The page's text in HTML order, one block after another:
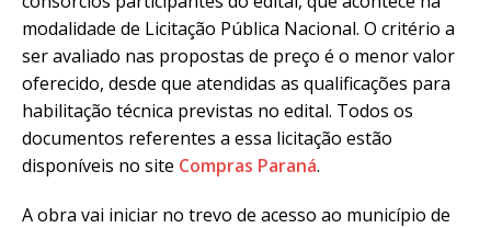
modalidade de Licitação Pública Nacional. O critério a
ser avaliado nas propostas de preço é o menor valor
oferecido, desde que atendidas as qualificações para
habilitação técnica previstas no edital. Todos os
documentos referentes a essa licitação estão
disponíveis no site Compras Paraná.
A obra vai iniciar no trevo de acesso ao município de